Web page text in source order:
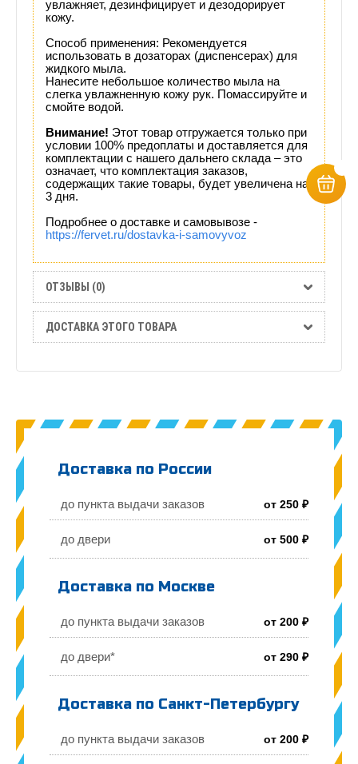
увлажняет, дезинфицирует и дезодорирует
кожу.
Способ применения: Рекомендуется
использовать в дозаторах (диспенсерах) для
жидкого мыла.
Нанесите небольшое количество мыла на
слегка увлажненную кожу рук. Помассируйте и
смойте водой.
Внимание! Этот товар отгружается только при
условии 100% предоплаты и доставляется для
комплектации с нашего дальнего склада – это
означает, что комплектация заказов,
содержащих такие товары, будет увеличена на
3 дня.
Подробнее о доставке и самовывозе -
https://fervet.ru/dostavka-i-samovyvoz
ОТЗЫВЫ (0)
ДОСТАВКА ЭТОГО ТОВАРА
Доставка по России
до пункта выдачи заказов от 250 ₽
до двери от 500 ₽
Доставка по Москве
до пункта выдачи заказов от 200 ₽
до двери* от 290 ₽
Доставка по Санкт-Петербургу
до пункта выдачи заказов от 200 ₽